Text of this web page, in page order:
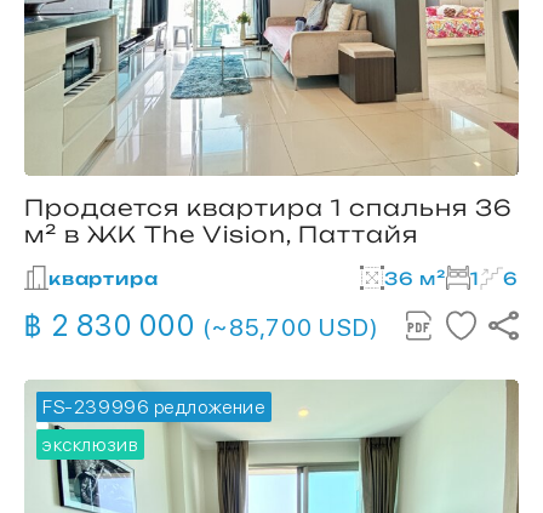
Продается квартира 1 спальня 36
м² в ЖК The Vision, Паттайя
квартира 36 м² 1 6
฿ 2 830 000 (~85,700 USD)
FS-239996
🔥 горячее предложение
эксклюзив